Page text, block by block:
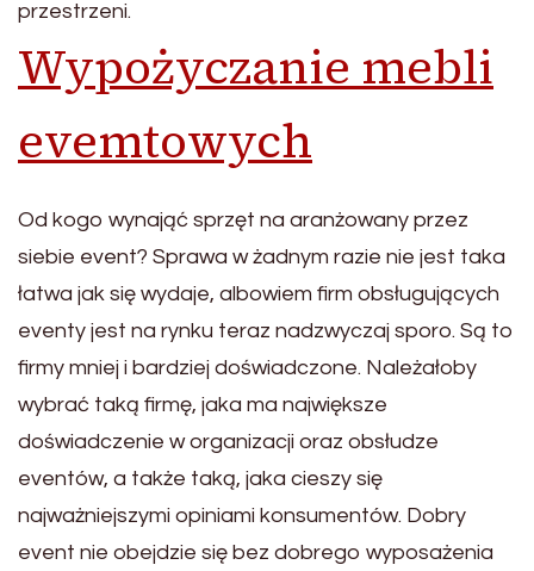
przestrzeni.
Wypożyczanie mebli
evemtowych
Od kogo wynająć sprzęt na aranżowany przez
siebie event? Sprawa w żadnym razie nie jest taka
łatwa jak się wydaje, albowiem firm obsługujących
eventy jest na rynku teraz nadzwyczaj sporo. Są to
firmy mniej i bardziej doświadczone. Należałoby
wybrać taką firmę, jaka ma największe
doświadczenie w organizacji oraz obsłudze
eventów, a także taką, jaka cieszy się
najważniejszymi opiniami konsumentów. Dobry
event nie obejdzie się bez dobrego wyposażenia